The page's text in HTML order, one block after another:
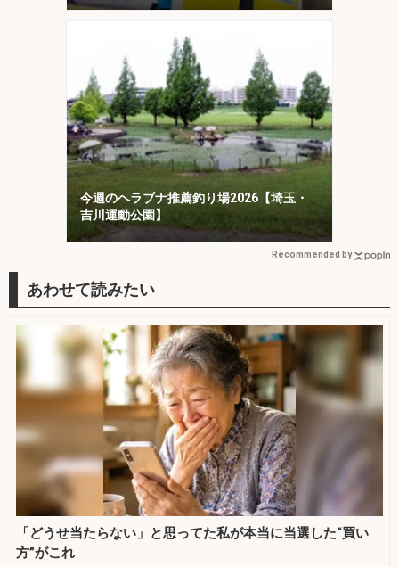
今週のヘラブナ推薦釣り場2026【埼玉・
吉川運動公園】
Recommended by
「どうせ当たらない」と思ってた私が本当に当選した“買い
方”がこれ